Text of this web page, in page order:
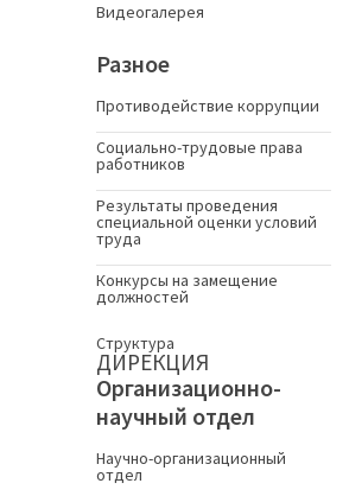
Видеогалерея
Разное
Противодействие коррупции
Социально-трудовые права
работников
Результаты проведения
специальной оценки условий
труда
Конкурсы на замещение
должностей
Структура
ДИРЕКЦИЯ
Организационно-
научный отдел
Научно-организационный
отдел